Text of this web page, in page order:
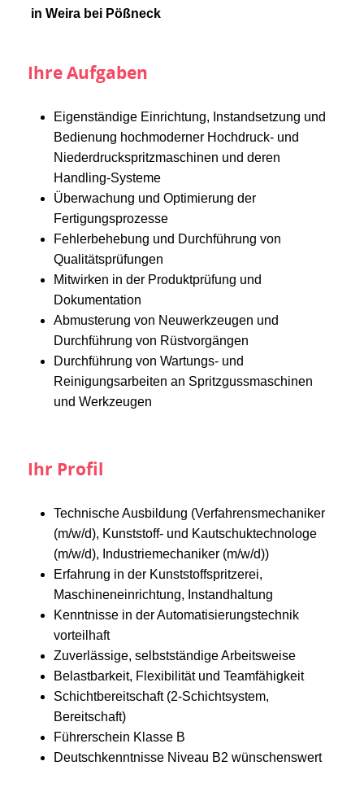
in Weira bei Pößneck
Ihre Aufgaben
Eigenständige Einrichtung, Instandsetzung und
Bedienung hochmoderner Hochdruck- und
Niederdruckspritzmaschinen und deren
Handling-Systeme
Überwachung und Optimierung der
Fertigungsprozesse
Fehlerbehebung und Durchführung von
Qualitätsprüfungen
Mitwirken in der Produktprüfung und
Dokumentation
Abmusterung von Neuwerkzeugen und
Durchführung von Rüstvorgängen
Durchführung von Wartungs- und
Reinigungsarbeiten an Spritzgussmaschinen
und Werkzeugen
Ihr Profil
Technische Ausbildung (Verfahrensmechaniker
(m/w/d), Kunststoff- und Kautschuktechnologe
(m/w/d), Industriemechaniker (m/w/d))
Erfahrung in der Kunststoffspritzerei,
Maschineneinrichtung, Instandhaltung
Kenntnisse in der Automatisierungstechnik
vorteilhaft
Zuverlässige, selbstständige Arbeitsweise
Belastbarkeit, Flexibilität und Teamfähigkeit
Schichtbereitschaft (2-Schichtsystem,
Bereitschaft)
Führerschein Klasse B
Deutschkenntnisse Niveau B2 wünschenswert